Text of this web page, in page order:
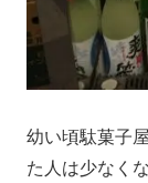
幼い頃駄菓子
た人は少なく